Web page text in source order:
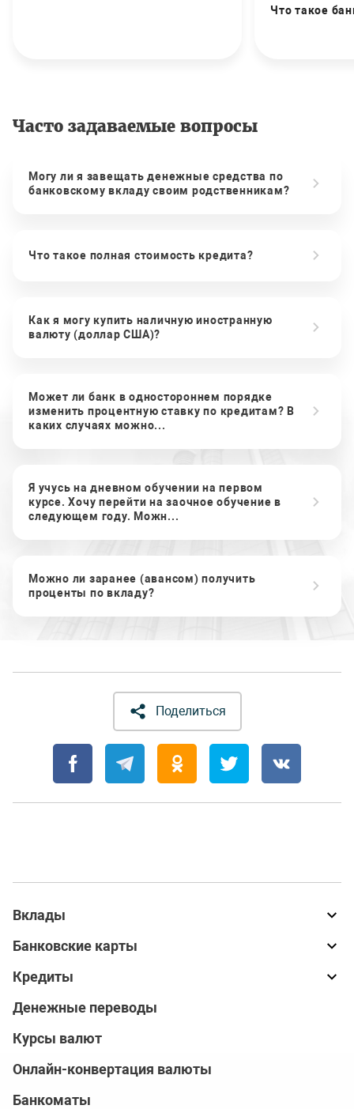
Что такое
Часто задаваемые вопросы
Могу ли я завещать денежные средства по
банковскому вкладу своим родственникам?
Что такое полная стоимость кредита?
Как я могу купить наличную иностранную
валюту (доллар США)?
Может ли банк в одностороннем порядке
изменить процентную ставку по кредитам? В
каких случаях можно...
Я учусь на дневном обучении на первом
курсе. Хочу перейти на заочное обучение в
следующем году. Можн...
Можно ли заранее (авансом) получить
проценты по вкладу?
Поделиться
Вклады
Банковские карты
Кредиты
Денежные переводы
Курсы валют
Онлайн-конвертация валюты
Банкоматы